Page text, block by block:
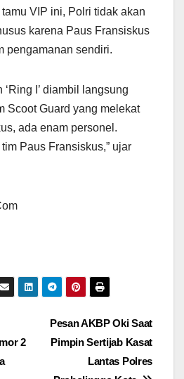
VIP ini, Polri tidak akan
karena Paus Fransiskus
pengamanan sendiri.
I’ diambil langsung
Scoot Guard yang melekat
ada enam personel.
Paus Fransiskus,” ujar
Pesan AKBP Oki Saat
Pimpin Sertijab Kasat
Lantas Polres
2